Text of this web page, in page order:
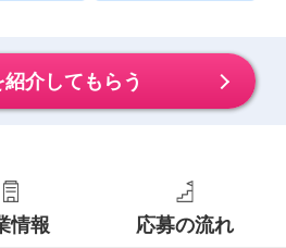
介してもらう
情報 応募の流れ